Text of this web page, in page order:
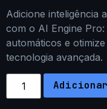
Minha conta
Adicione inteligência
com o AI Engine
automáticos e
tecnologia avançada.